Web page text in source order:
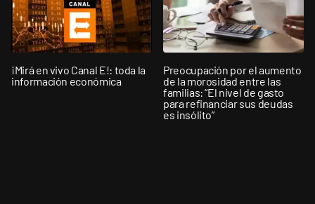
¡Mirá en vivo Canal E!: toda la
información económica
Preocupación por el aumento
de la morosidad entre las
familias: “El nivel de gasto
para refinanciar sus deudas
es insólito”